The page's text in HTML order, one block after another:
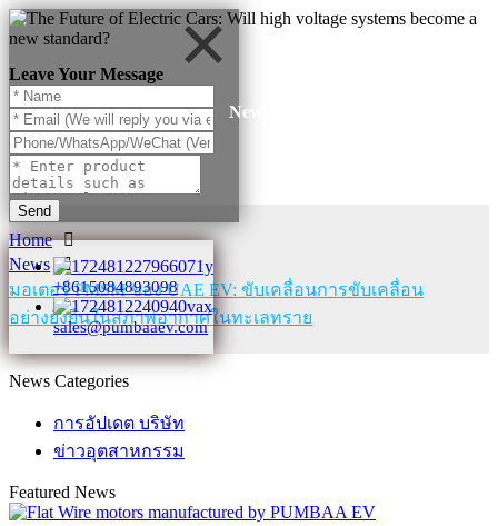
Leave Your Message
Send
+8615084893098
sales@pumbaaev.com
News
Home
News
มอเตอร์ PMSM ของ UAE EV: ขับเคลื่อนการขับเคลื่อน
อย่างยั่งยืนในสภาพอากาศในทะเลทราย
News Categories
การอัปเดต บริษัท
ข่าวอุตสาหกรรม
Featured News